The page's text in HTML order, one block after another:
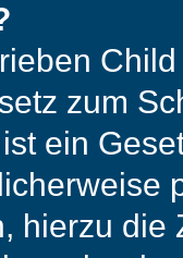
zum
ein
hierzu die